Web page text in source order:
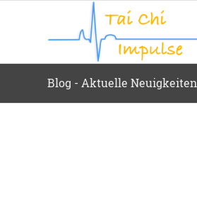
Blog - Aktuelle Neuigkeiten